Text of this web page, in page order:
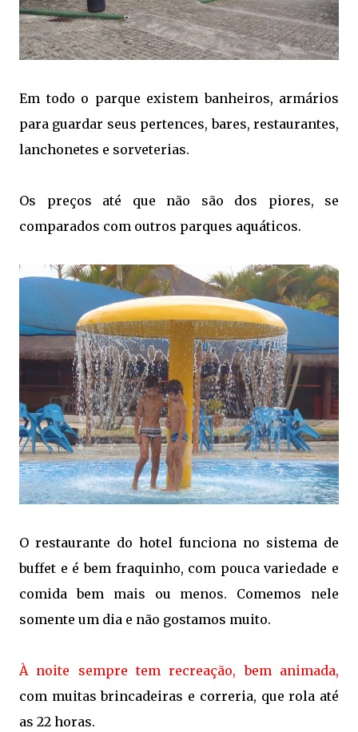
Em todo o parque existem banheiros, armários
para guardar seus pertences, bares, restaurantes,
lanchonetes e sorveterias.
Os preços até que não são dos piores, se
comparados com outros parques aquáticos.
O restaurante do hotel funciona no sistema de
buffet e é bem fraquinho, com pouca variedade e
comida bem mais ou menos. Comemos nele
somente um dia e não gostamos muito.
À noite sempre tem recreação, bem animada,
com muitas brincadeiras e correria, que rola até
as 22 horas.